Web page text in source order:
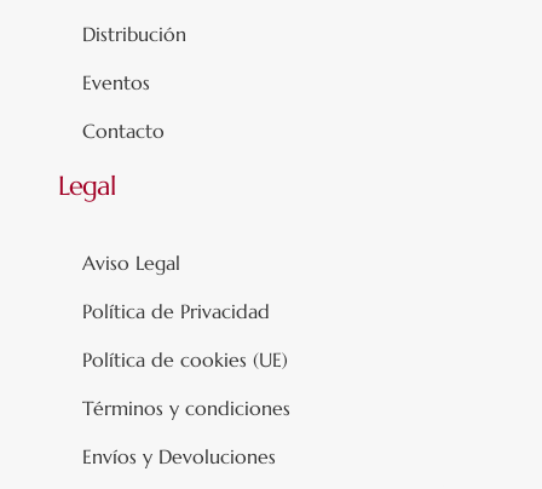
Distribución
Eventos
Contacto
Legal
Aviso Legal
Política de Privacidad
Política de cookies (UE)
Términos y condiciones
Envíos y Devoluciones